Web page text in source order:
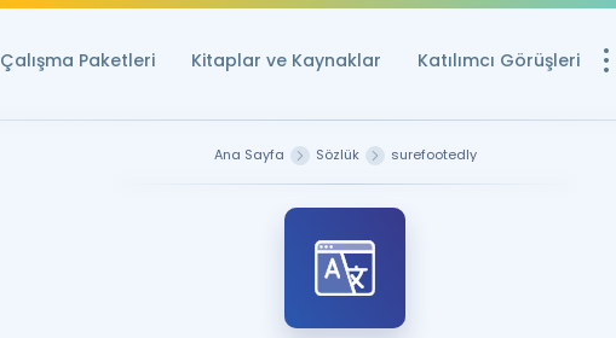
Çalışma Paketleri Kitaplar ve Kaynaklar Katılımcı Görüşleri
Ücretsiz
Ana Sayfa Sözlük surefootedly